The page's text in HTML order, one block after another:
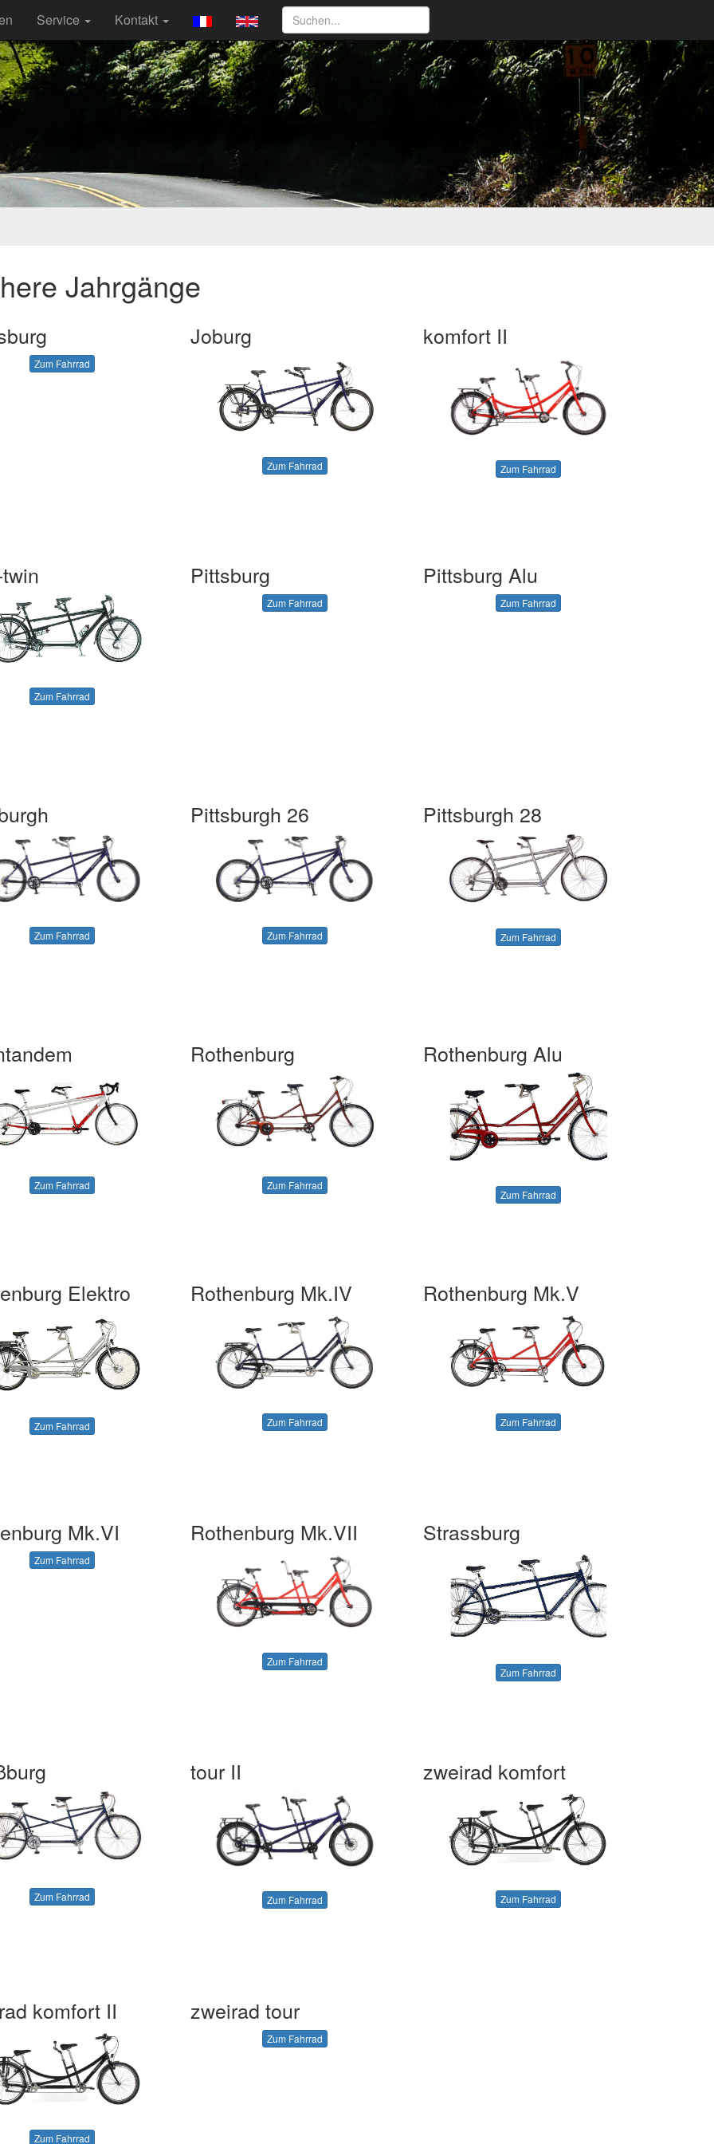
Service Kontakt
Jahrgänge
Zum Fahrrad
Joburg
Zum Fahrrad
komfort II
Zum Fahrrad
Zum Fahrrad
Pittsburg
Zum Fahrrad
Pittsburg Alu
Zum Fahrrad
Zum Fahrrad
Pittsburgh 26
Zum Fahrrad
Pittsburgh 28
Zum Fahrrad
Zum Fahrrad
Rothenburg
Zum Fahrrad
Rothenburg Alu
Zum Fahrrad
Elektro
Zum Fahrrad
Rothenburg Mk.IV
Zum Fahrrad
Rothenburg Mk.V
Zum Fahrrad
Mk.VI
Zum Fahrrad
Rothenburg Mk.VII
Zum Fahrrad
Strassburg
Zum Fahrrad
Zum Fahrrad
tour II
Zum Fahrrad
zweirad komfort
Zum Fahrrad
komfort II
Zum Fahrrad
zweirad tour
Zum Fahrrad